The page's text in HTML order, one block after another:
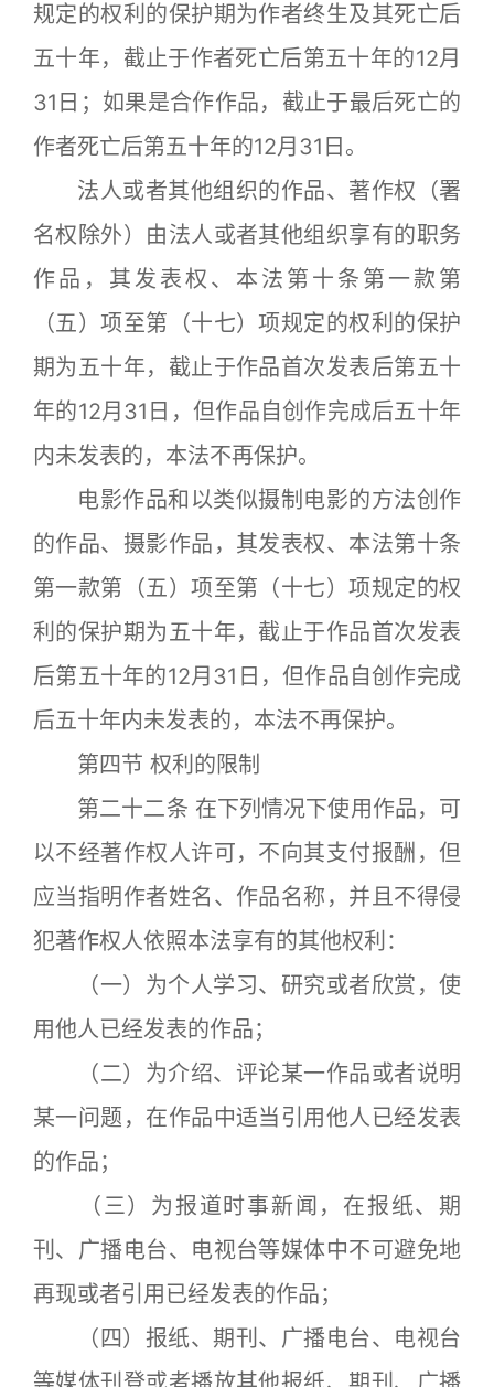
规定的权利的保护期为作者终生及其死亡后
五十年，截止于作者死亡后第五十年的12月
31日；如果是合作作品，截止于最后死亡的
作者死亡后第五十年的12月31日。
法人或者其他组织的作品、著作权（署
名权除外）由法人或者其他组织享有的职务
作品，其发表权、本法第十条第一款第
（五）项至第（十七）项规定的权利的保护
期为五十年，截止于作品首次发表后第五十
年的12月31日，但作品自创作完成后五十年
内未发表的，本法不再保护。
电影作品和以类似摄制电影的方法创作
的作品、摄影作品，其发表权、本法第十条
第一款第（五）项至第（十七）项规定的权
利的保护期为五十年，截止于作品首次发表
后第五十年的12月31日，但作品自创作完成
后五十年内未发表的，本法不再保护。
第四节 权利的限制
第二十二条 在下列情况下使用作品，可
以不经著作权人许可，不向其支付报酬，但
应当指明作者姓名、作品名称，并且不得侵
犯著作权人依照本法享有的其他权利：
（一）为个人学习、研究或者欣赏，使
用他人已经发表的作品；
（二）为介绍、评论某一作品或者说明
某一问题，在作品中适当引用他人已经发表
的作品；
（三）为报道时事新闻，在报纸、期
刊、广播电台、电视台等媒体中不可避免地
再现或者引用已经发表的作品；
（四）报纸、期刊、广播电台、电视台